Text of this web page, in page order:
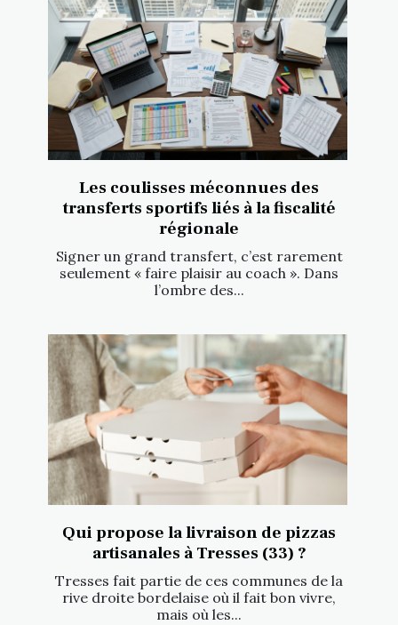
Les coulisses méconnues des
transferts sportifs liés à la fiscalité
régionale
Signer un grand transfert, c’est rarement
seulement « faire plaisir au coach ». Dans
l’ombre des...
Qui propose la livraison de pizzas
artisanales à Tresses (33) ?
Tresses fait partie de ces communes de la
rive droite bordelaise où il fait bon vivre,
mais où les...